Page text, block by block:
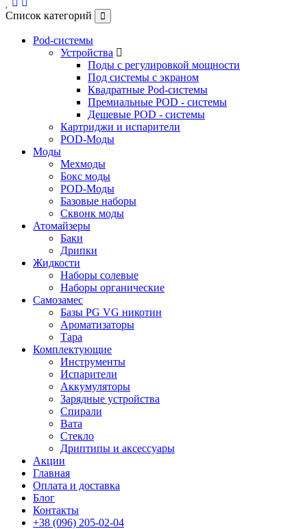
Список категорий
Pod-системы
Устройства
Поды с регулировкой мощности
Под системы с экраном
Квадратные Pod-системы
Премиальные POD - системы
Дешевые POD - системы
Картриджи и испарители
POD-Моды
Моды
Мехмоды
Бокс моды
POD-Моды
Базовые наборы
Сквонк моды
Атомайзеры
Баки
Дрипки
Жидкости
Наборы солевые
Наборы органические
Самозамес
Базы PG VG никотин
Ароматизаторы
Тара
Комплектующие
Инструменты
Испарители
Аккумуляторы
Зарядные устройства
Спирали
Вата
Стекло
Дриптипы и аксессуары
Акции
Главная
Оплата и доставка
Блог
Контакты
+38 (096) 205-02-04